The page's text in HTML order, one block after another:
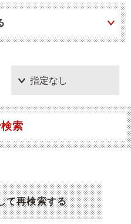
索
て再検索する